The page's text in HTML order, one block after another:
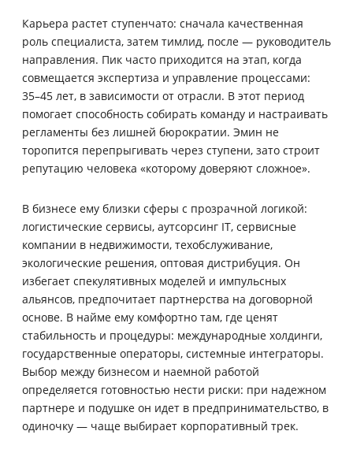
Карьера растет ступенчато: сначала качественная
роль специалиста, затем тимлид, после — руководитель
направления. Пик часто приходится на этап, когда
совмещается экспертиза и управление процессами:
35–45 лет, в зависимости от отрасли. В этот период
помогает способность собирать команду и настраивать
регламенты без лишней бюрократии. Эмин не
торопится перепрыгивать через ступени, зато строит
репутацию человека «которому доверяют сложное».
В бизнесе ему близки сферы с прозрачной логикой:
логистические сервисы, аутсорсинг IT, сервисные
компании в недвижимости, техобслуживание,
экологические решения, оптовая дистрибуция. Он
избегает спекулятивных моделей и импульсных
альянсов, предпочитает партнерства на договорной
основе. В найме ему комфортно там, где ценят
стабильность и процедуры: международные холдинги,
государственные операторы, системные интеграторы.
Выбор между бизнесом и наемной работой
определяется готовностью нести риски: при надежном
партнере и подушке он идет в предпринимательство, в
одиночку — чаще выбирает корпоративный трек.